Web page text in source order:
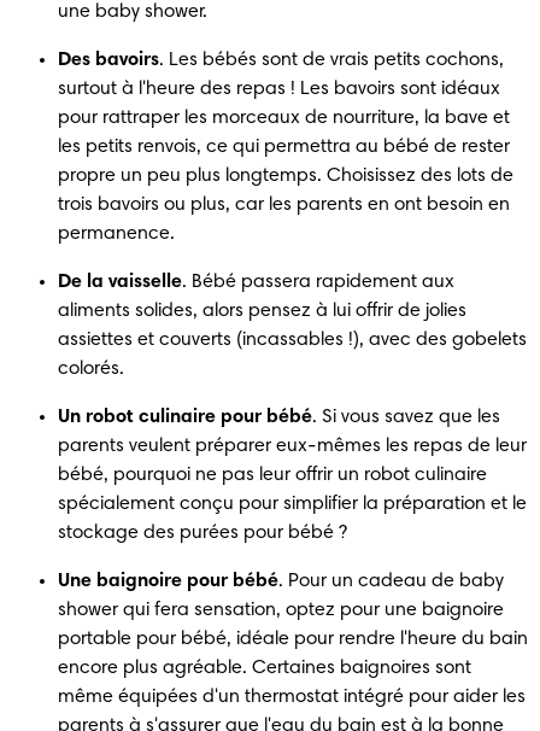
une baby shower.
Des bavoirs. Les bébés sont de vrais petits cochons,
surtout à l'heure des repas ! Les bavoirs sont idéaux
pour rattraper les morceaux de nourriture, la bave et
les petits renvois, ce qui permettra au bébé de rester
propre un peu plus longtemps. Choisissez des lots de
trois bavoirs ou plus, car les parents en ont besoin en
permanence.
De la vaisselle. Bébé passera rapidement aux
aliments solides, alors pensez à lui offrir de jolies
assiettes et couverts (incassables !), avec des gobelets
colorés.
Un robot culinaire pour bébé. Si vous savez que les
parents veulent préparer eux-mêmes les repas de leur
bébé, pourquoi ne pas leur offrir un robot culinaire
spécialement conçu pour simplifier la préparation et le
stockage des purées pour bébé ?
Une baignoire pour bébé. Pour un cadeau de baby
shower qui fera sensation, optez pour une baignoire
portable pour bébé, idéale pour rendre l'heure du bain
encore plus agréable. Certaines baignoires sont
même équipées d'un thermostat intégré pour aider les
parents à s'assurer que l'eau du bain est à la bonne